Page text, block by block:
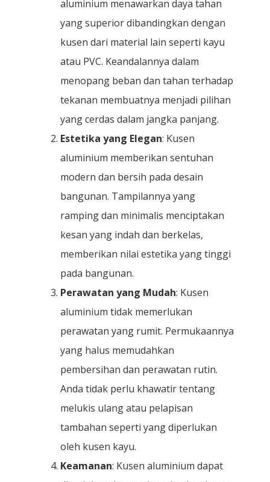
aluminium menawarkan daya tahan
yang superior dibandingkan dengan
kusen dari material lain seperti kayu
atau PVC. Keandalannya dalam
menopang beban dan tahan terhadap
tekanan membuatnya menjadi pilihan
yang cerdas dalam jangka panjang.
Estetika yang Elegan: Kusen
aluminium memberikan sentuhan
modern dan bersih pada desain
bangunan. Tampilannya yang
ramping dan minimalis menciptakan
kesan yang indah dan berkelas,
memberikan nilai estetika yang tinggi
pada bangunan.
Perawatan yang Mudah: Kusen
aluminium tidak memerlukan
perawatan yang rumit. Permukaannya
yang halus memudahkan
pembersihan dan perawatan rutin.
Anda tidak perlu khawatir tentang
melukis ulang atau pelapisan
tambahan seperti yang diperlukan
oleh kusen kayu.
Keamanan: Kusen aluminium dapat